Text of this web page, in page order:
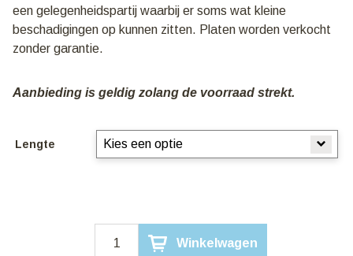
een gelegenheidspartij waarbij er soms wat kleine
beschadigingen op kunnen zitten. Platen worden verkocht
zonder garantie.
Aanbieding is geldig zolang de voorraad strekt.
Lengte
Gelegenheidspartij!
Damwandplaat Winkelwagen